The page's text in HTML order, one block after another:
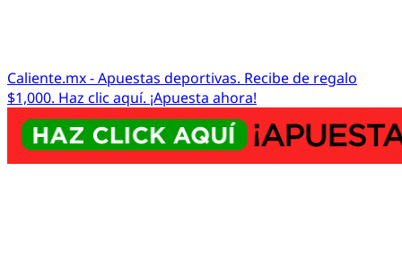
Caliente.mx - Apuestas deportivas. Recibe de regalo
$1,000. Haz clic aquí. ¡Apuesta ahora!